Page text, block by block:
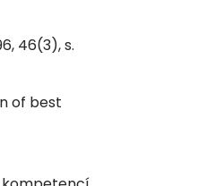
46(3), s.
of best